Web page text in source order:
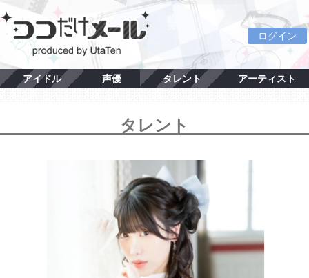
ログイン
アイドル 声優 タレント アーティスト
タレント